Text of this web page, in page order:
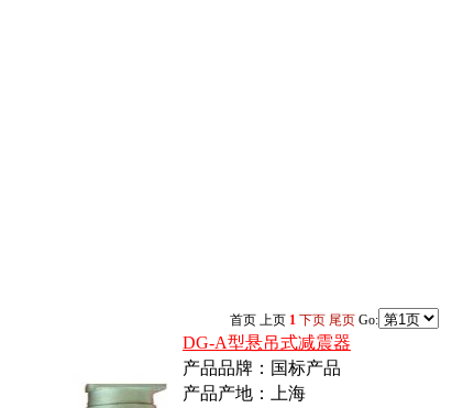
首页 上页 1 下页 尾页 Go:
DG-A型悬吊式减震器
产品品牌：国标产品
产品产地：上海